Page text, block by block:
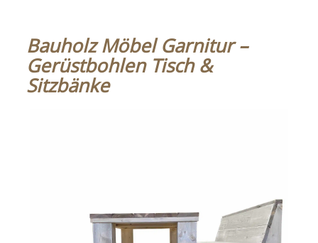
Bauholz Möbel Garnitur –
Gerüstbohlen Tisch &
Sitzbänke